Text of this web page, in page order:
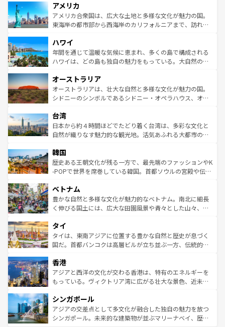
ンツ一覧を参照してほしい。
の建物がそのまま残る町や、スイスならではのユニークな
博物館もあり、アルプス観光だけでなく町歩きも満喫する
ことができる。国民の所得が高いため物価も高いが、旅行
ば市内交通費無料で観光を楽しむこともできる。 なお、新
着のスイス情報はコンテンツ一覧 を参照してほしい。
アメリカ
アメリカ合衆国は、広大な土地と多様な文化が魅力の国。
東海岸の都市部から西海岸のカリフォルニアまで、訪れる
のような巨大都市は、観光、ショッピング、エンターテイ
ンメントが詰まった刺激的なスポットだ。一方、アメリカ
西部には大自然が広がり、グランドキャニオンやイエロー
部のニューオーリンズでは、音楽と美食が融合した独特の
文化が魅力。旅行者はアメリカの各地域で異なる魅力を楽
しみながら、その多様性と豊かな歴史を感じることができ
ならではの贅沢な旅のスタイルだ。 なお、新着のアメリカ
情報はコンテンツ一覧を参照してほしい。
ハワイ
年間を通じて温暖な気候に恵まれ、多くの島で構成される
ハワイは、どの島も独自の魅力をもっている。大自然の神
ワイ島は見逃せない。また、定番の観光地といえばオアフ
島だが、静かな自然を求めるならマウイ島やカウアイ島が
おすすめ。エメラルドグリーンに輝く海をはじめ、豊かな
れるおもてなしの心で訪れる人々を迎えてくれるハワイの
人々、おいしいローカルフードやハワイアンミュージッ
ク、伝統的なフラダンスなど、すべてがハワイの魅力を彩
ワイを、存分に味わってほしい。 なお、新着のハワイ情報
はコンテンツ一覧を参照してほしい。
オーストラリア
オーストラリアは、壮大な自然と多様な文化が魅力の国。
シドニーのシンボルであるシドニー・オペラハウス、オー
リアリーフや大陸中央部にそびえるウルル（エアーズロッ
ク）、タスマニアの美しい原生林やケアンズの熱帯雨林な
ど、見どころがたくさん。また、カフェやワイン、オージ
いる。アクティビティも充実しており、サーフィンやダイ
ビング、ハイキングなど、アウトドア好きにはたまらな
い。オーストラリアの多彩な魅力を存分に味わいつくそ
参照してほしい。
台湾
日本から約４時間ほどでたどり着く台湾は、多彩な文化と
自然が織りなす魅力的な観光地。活気あふれる大都市の台
ン）、静ひつな山岳地帯である台湾東部など、都市の喧騒
と山間の静けさが共存しており、訪れる人に新しい発見と
驚きをもたらしてくれる。また、奥深い台湾の食文化も魅
容にもいいと評判のスイーツなど、バラエティ豊かな料理
が味わえる。 なお、新着の台湾情報は コンテンツ一覧を参
照してほしい。
韓国
歴史ある王朝文化が残る一方で、最先端のファッションやK
-POPで世界を席巻している韓国。首都ソウルの宮殿や伝統
き、地方に足を延ばせば四季折々の自然美を楽しむことが
できる。そして、キムチや焼肉、絶品のストリートフード
まで、さまざまな韓国料理が待っている。夜には、韓国な
リティに包まれながら、韓国の多彩な魅力を心ゆくまで味
わってみてほしい。 なお、新着の韓国情報はコンテンツ一
覧を参照してほしい。
ベトナム
豊かな自然と多様な文化が魅力的なベトナム。南北に細長
く伸びる国土には、広大な田園風景や青々とした山々、世
急速な発展と共に伝統が息づく。ハノイの古い町並みやホ
ーチミン市のフランス統治時代の建物も、独特の雰囲気を
醸し出している。また、バラエティの豊かさとおいしさで
とつ。フォーやバインミー、ベトナムコーヒーなどは、ぜ
ひ現地で味わいたい。どの地域を訪れてもあたたかい人々
が旅行者を迎えてくれるので、きっと忘れられない旅にな
参照してほしい。
タイ
タイは、東南アジアに位置する豊かな自然と歴史が息づく
国だ。首都バンコクは高層ビルが立ち並ぶ一方、伝統的な
の活気が交差している。北部ではチェンマイなどの山岳地
帯で自然と触れ合い、南部ではプーケットやクラビの美し
いビーチでリゾート気分を楽しむことができる。タイ料理
激する。気候は一年中温暖で、どの季節にも異なる楽しみ
が待っている。親しみやすいタイの人々、仏教を中心とし
た文化、そして多様な観光資源が、訪れる旅人を魅了し続
香港
アジアと西洋の文化が交わる香港は、特有のエネルギーを
もっている。ヴィクトリア湾に広がる壮大な景色、近未来
み、どこを訪れても感動するはず。観光スポットが密集し
ており、効率よく見どころを回れるのも魅力。息をのむよ
うな絶景から文化的な体験まで、香港を存分に楽しみ尽く
シンガポール
アジアの交差点として多文化が融合した独自の魅力を放つ
シンガポール。未来的な建築物が並ぶマリーナベイ、歴史